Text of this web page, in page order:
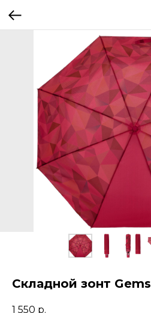
Складной зонт Gems
1 550 р.